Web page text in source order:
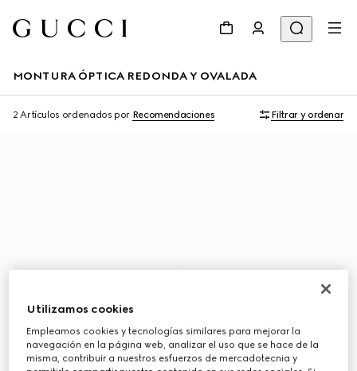
MONTURA ÓPTICA REDONDA Y OVALADA
2 Artículos ordenados por Recomendaciones Filtrar y ordenar
Utilizamos cookies
Empleamos cookies y tecnologías similares para mejorar la
navegación en la página web, analizar el uso que se hace de la
misma, contribuir a nuestros esfuerzos de mercadotecnia y